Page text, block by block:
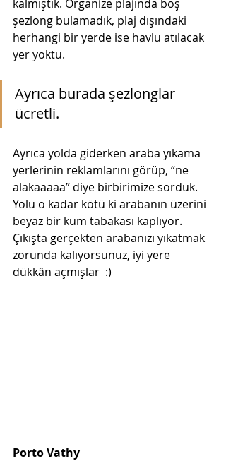
kalmıştık. Organize plajında boş
şezlong bulamadık, plaj dışındaki
herhangi bir yerde ise havlu atılacak
yer yoktu.
Ayrıca burada şezlonglar
ücretli.
Ayrıca yolda giderken araba yıkama
yerlerinin reklamlarını görüp, “ne
alakaaaaa” diye birbirimize sorduk.
Yolu o kadar kötü ki arabanın üzerini
beyaz bir kum tabakası kaplıyor.
Çıkışta gerçekten arabanızı yıkatmak
zorunda kalıyorsunuz, iyi yere
dükkân açmışlar  :)
Porto Vathy